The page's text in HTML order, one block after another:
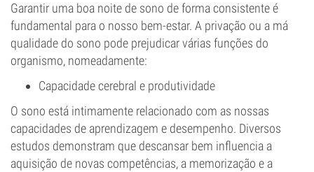
Garantir uma boa noite de sono de forma consistente é
fundamental para o nosso bem-estar. A privação ou a má
qualidade do sono pode prejudicar várias funções do
organismo, nomeadamente:
Capacidade cerebral e produtividade
O sono está intimamente relacionado com as nossas
capacidades de aprendizagem e desempenho. Diversos
estudos demonstram que descansar bem influencia a
aquisição de novas competências, a memorização e a